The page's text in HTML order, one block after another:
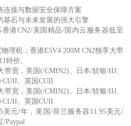
连接与数据安全保障方案
基石与未来发展的强大引擎
港CN2/美国精品/国内云服务器低至
理机：香港E5V4 200M CN2独享大带
特价。
带宽，美国(/CMIN2)、日本/软银/IIJ、
、英国CUII
带宽，美国(/CMIN2)、日本/软银/IIJ、
、英国CUII
美元/年，美国/荷兰服务器11.95美元/
/Paypal